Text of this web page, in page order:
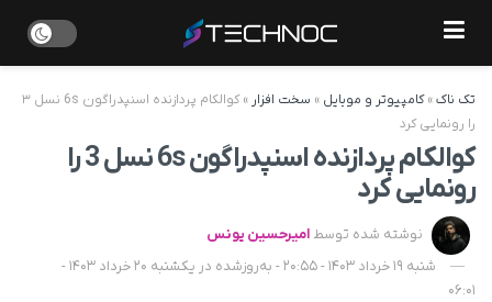
تک ناک»کامپیوتر و موبایل » سخت افزار »
کوالکام پردازنده اسنپدراگون 6s نسل ۳
را رونمایی کرد
کوالکام پردازنده اسنپدراگون 6s نسل 3 را
رونمایی کرد
نوشته شده توسط امیرحسین یونس
شنبه 19 خرداد 1403 - 20:55 - به‌روزشده در یکشنبه 20 خرداد 1403 -
06:01